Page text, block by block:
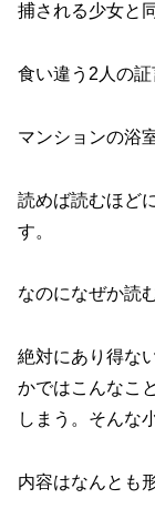
捕される少女と
食い違う2人の証
マンションの浴
読めば読むほど
す。
なのになぜか読
絶対にあり得な
かではこんなこ
しまう。そんな
内容はなんとも